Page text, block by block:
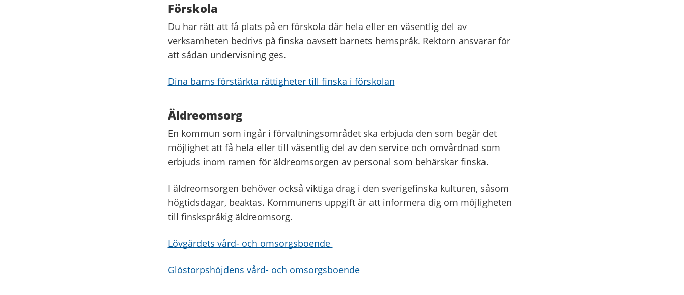
Förskola
Du har rätt att få plats på en förskola där hela eller en väsentlig del av
verksamheten bedrivs på finska oavsett barnets hemspråk. Rektorn ansvarar för
att sådan undervisning ges.
Dina barns förstärkta rättigheter till finska i förskolan
Äldreomsorg
En kommun som ingår i förvaltningsområdet ska erbjuda den som begär det
möjlighet att få hela eller till väsentlig del av den service och omvårdnad som
erbjuds inom ramen för äldreomsorgen av personal som behärskar finska.
I äldreomsorgen behöver också viktiga drag i den sverigefinska kulturen, såsom
högtidsdagar, beaktas. Kommunens uppgift är att informera dig om möjligheten
till finskspråkig äldreomsorg.
Lövgärdets vård- och omsorgsboende
Glöstorpshöjdens vård- och omsorgsboende